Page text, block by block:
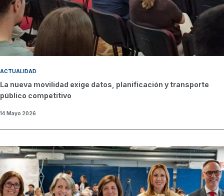
ACTUALIDAD
La nueva movilidad exige datos, planificación y transporte
público competitivo
14 Mayo 2026